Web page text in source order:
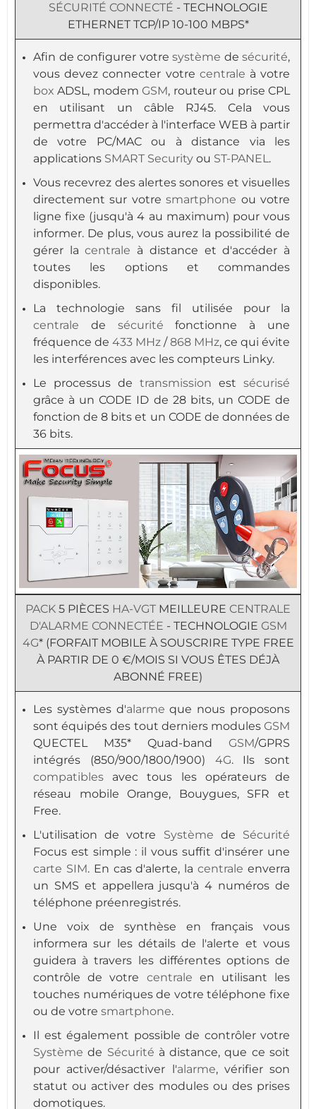
SÉCURITÉ CONNECTÉ - TECHNOLOGIE
ETHERNET TCP/IP 10-100 MBPS*
Afin de configurer votre système de sécurité,
vous devez connecter votre centrale à votre
box ADSL, modem GSM, routeur ou prise CPL
en utilisant un câble RJ45. Cela vous
permettra d'accéder à l'interface WEB à partir
de votre PC/MAC ou à distance via les
applications SMART Security ou ST-PANEL.
Vous recevrez des alertes sonores et visuelles
directement sur votresmartphone ou votre
ligne fixe (jusqu'à 4 au maximum) pour vous
informer. De plus, vous aurez la possibilité de
gérer lacentrale à distance et d'accéder à
toutes les options et commandes
disponibles.
La technologie sans fil utilisée pour la
centrale de sécurité fonctionne à une
fréquence de 433 MHz /868 MHz, ce qui évite
les interférences avec les compteurs Linky.
Le processus de transmission est sécurisé
grâce à un CODE ID de 28 bits, un CODE de
fonction de 8 bits et un CODE de données de
36 bits.
PACK 5 PIÈCES HA-VGT MEILLEURE CENTRALE
D'ALARME CONNECTÉE - TECHNOLOGIE GSM
4G* (FORFAIT MOBILE À SOUSCRIRE TYPE FREE
À PARTIR DE 0 €/MOIS SI VOUS ÊTES DÉJÀ
ABONNÉ FREE)
Les systèmes d'alarme que nous proposons
sont équipés des tout derniers modules GSM
QUECTEL M35* Quad-band GSM/GPRS
intégrés (850/900/1800/1900) 4G. Ils sont
compatibles avec tous les opérateurs de
réseau mobile Orange, Bouygues, SFR et
Free.
L'utilisation de votre Système de Sécurité
Focus est simple : il vous suffit d'insérer une
carte SIM. En cas d'alerte, lacentrale enverra
un SMS et appellera jusqu'à 4 numéros de
téléphone préenregistrés.
Une voix de synthèse en français vous
informera sur les détails de l'alerte et vous
guidera à travers les différentes options de
contrôle de votre centrale en utilisant les
touches numériques de votre téléphone fixe
ou de votre smartphone.
Il est également possible de contrôler votre
Système de Sécurité à distance, que ce soit
pour activer/désactiver l'alarme, vérifier son
statut ou activer des modules ou des prises
domotiques.